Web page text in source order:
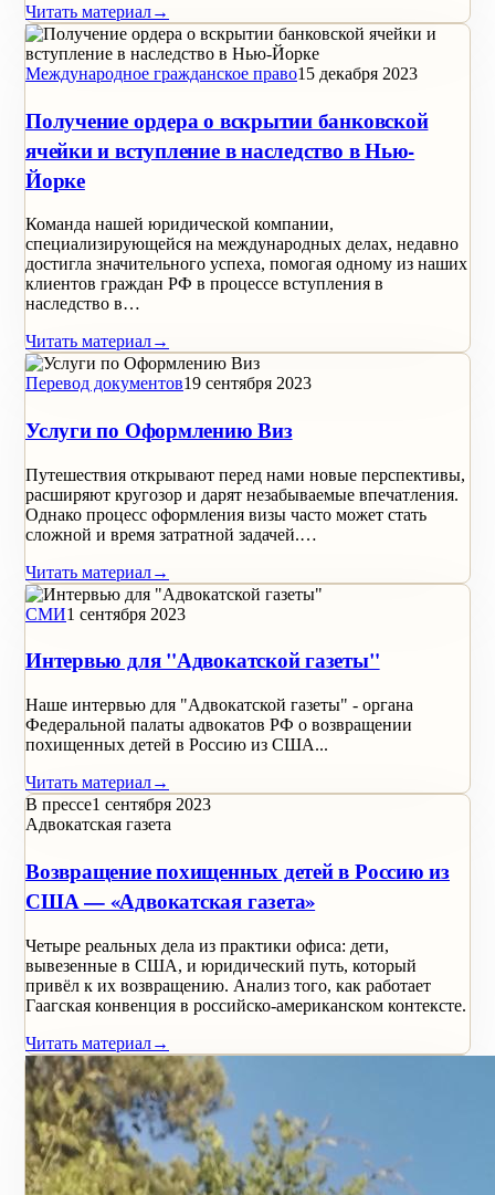
Читать материал→
Международное гражданское право15 декабря 2023
Получение ордера о вскрытии банковской
ячейки и вступление в наследство в Нью-
Йорке
Команда нашей юридической компании,
специализирующейся на международных делах, недавно
достигла значительного успеха, помогая одному из наших
клиентов граждан РФ в процессе вступления в
наследство в…
Читать материал→
Перевод документов19 сентября 2023
Услуги по Оформлению Виз
Путешествия открывают перед нами новые перспективы,
расширяют кругозор и дарят незабываемые впечатления.
Однако процесс оформления визы часто может стать
сложной и время затратной задачей.…
Читать материал→
СМИ1 сентября 2023
Интервью для "Адвокатской газеты"
Наше интервью для "Адвокатской газеты" - органа
Федеральной палаты адвокатов РФ о возвращении
похищенных детей в Россию из США...
Читать материал→
В прессе1 сентября 2023
Адвокатская газета
Возвращение похищенных детей в Россию из
США — «Адвокатская газета»
Четыре реальных дела из практики офиса: дети,
вывезенные в США, и юридический путь, который
привёл к их возвращению. Анализ того, как работает
Гаагская конвенция в российско-американском контексте.
Читать материал→